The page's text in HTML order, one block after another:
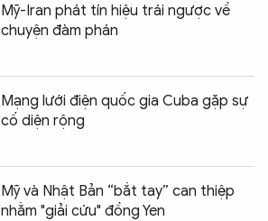
Mỹ-Iran phát tín hiệu trái ngược về
chuyện đàm phán
Mạng lưới điện quốc gia Cuba gặp sự
cố diện rộng
Mỹ và Nhật Bản “bắt tay” can thiệp
nhằm "giải cứu" đồng Yen